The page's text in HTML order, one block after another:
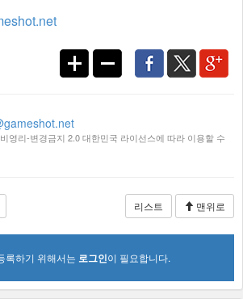
영리-변경금지 2.0 대한민국 라이선스에 따라 이용할 수
리스트 맨위로
록하기 위해서는 로그인이 필요합니다.